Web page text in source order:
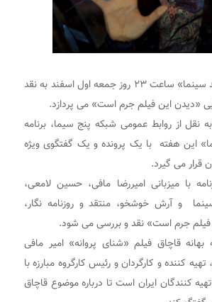
برنامه تلویزیونی «نقد سینما» ساعت ۲۳ روز جمعه اول اسفند به نقد
«دیدن این فیلم جرم است» می پردازد.
نقل از روابط عمومی شبکه پنج سیما، برنامه
این هفته با یک پرونده و یک گفتگوی ویژه
قرار می گیرد.
با میزبانی امیررضا مافی، حسین لامعی،
و آرش خوشخو، منتقد و روزنامه نگار،
جرم است» نقد و بررسی می شود.
بهانه قاچاق فیلم «شنای پروانه» امیر مافی
کننده و کارگردان و رئیس کارگروه مبارزه با
کنندگان ایران است تا درباره موضوع قاچاق